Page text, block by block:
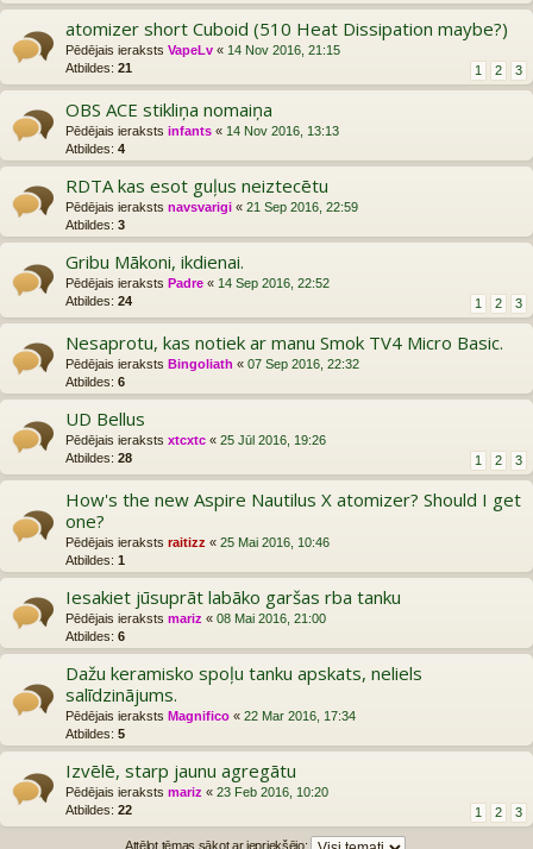
atomizer short Cuboid (510 Heat Dissipation maybe?)
Pēdējais ieraksts VapeLv « 14 Nov 2016, 21:15
Atbildes: 21 1 2 3
OBS ACE stikliņa nomaiņa
Pēdējais ieraksts infants « 14 Nov 2016, 13:13
Atbildes: 4
RDTA kas esot guļus neiztecētu
Pēdējais ieraksts navsvarigi « 21 Sep 2016, 22:59
Atbildes: 3
Gribu Mākoni, ikdienai.
Pēdējais ieraksts Padre « 14 Sep 2016, 22:52
Atbildes: 24 1 2 3
Nesaprotu, kas notiek ar manu Smok TV4 Micro Basic.
Pēdējais ieraksts Bingoliath « 07 Sep 2016, 22:32
Atbildes: 6
UD Bellus
Pēdējais ieraksts xtcxtc « 25 Jūl 2016, 19:26
Atbildes: 28 1 2 3
How's the new Aspire Nautilus X atomizer? Should I get
one?
Pēdējais ieraksts raitizz « 25 Mai 2016, 10:46
Atbildes: 1
Iesakiet jūsuprāt labāko garšas rba tanku
Pēdējais ieraksts mariz « 08 Mai 2016, 21:00
Atbildes: 6
Dažu keramisko spoļu tanku apskats, neliels
salīdzinājums.
Pēdējais ieraksts Magnifico « 22 Mar 2016, 17:34
Atbildes: 5
Izvēlē, starp jaunu agregātu
Pēdējais ieraksts mariz « 23 Feb 2016, 10:20
Atbildes: 22 1 2 3
Attēlot tēmas sākot ar iepriekšējo: